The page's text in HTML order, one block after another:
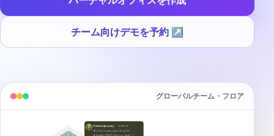
チーム向けデモを予約 ↗
グローバルチーム・フロア